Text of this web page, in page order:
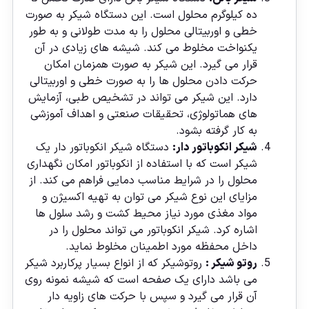
ده کیلوگرم محلول است. این دستگاه شیکر به صورت
خطی و اوربیتالی محلول را به مدت طولانی و به طور
یکنواخت مخلوط می کند. شیشه های زیادی در آن
قرار می گیرد. این شیکر به صورت همزمان امکان
حرکت دادن محلول ها را به صورت خطی و اوربیتالی
دارد. این شیکر می تواند در تشخیص طبی، آزمایش
های هماتولوژی، تحقیقات صنعتی و اهداف آموزشی
به کار گرفته بشود.
شیکر انکوباتور دار: دستگاه شیکر انکوباتور دار یک
شیکر است که با استفاده از انکوباتور امکان نگهداری
محلول را در شرایط مناسب دمایی فراهم می کند. از
مزایای این نوع شیکر می توان به تهیه اکسیژن و
مواد مغذی مورد نیاز محیط کشت و رشد سلول ها
اشاره کرد. شیکر انکوباتور می تواند محلول را در
داخل محفظه مورد اطمینان مخلوط نماید.
روتو شیکر : روتوشیکر که از انواع بسیار پرکاربرد شیکر
می باشد دارای یک صفحه است که شیشه نمونه روی
آن قرار می گیرد و سپس با حرکت های زاویه دار